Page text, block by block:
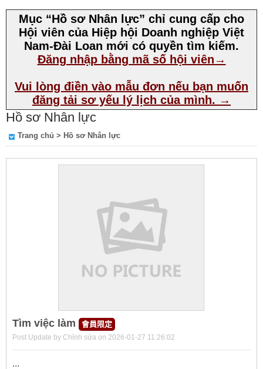
Mục “Hồ sơ Nhân lực” chỉ cung cấp cho
Hội viên của Hiệp hội Doanh nghiệp Việt
Nam-Đài Loan mới có quyền tìm kiếm.
Đăng nhập bằng mã số hội viên→
Vui lòng điền vào mẫu đơn nếu bạn muốn
đăng tải sơ yếu lý lịch của mình. →
Hồ sơ Nhân lực
Trang chủ > Hồ sơ Nhân lực
Tìm việc làm 會員限定
Post Update by Chỉnh sửa on 2026-01-27 11:26:02
...